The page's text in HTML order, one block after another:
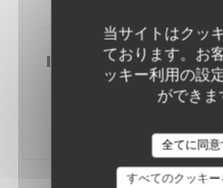
当サイトはクッ
ております。お
ッキー利用の設
ができま
全てに同
すべてのクッキ
La gourmande, foie
アレルゲン
LE POTAGER